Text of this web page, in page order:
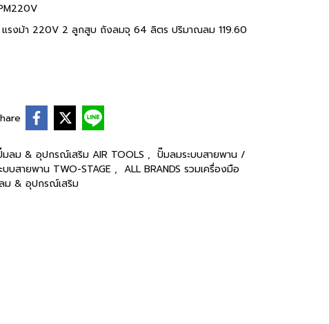
รงม้า 220V 2 ลูกสูบ ถังลมจุ 64 ลิตร ปริมาณลม 119.60
ลม & อุปกรณ์เสริม AIR TOOLS , ปั๊มลมระบบสายพาน /
บสายพาน TWO-STAGE , ALL BRANDS รวมเครื่องมือ
ม & อุปกรณ์เสริม